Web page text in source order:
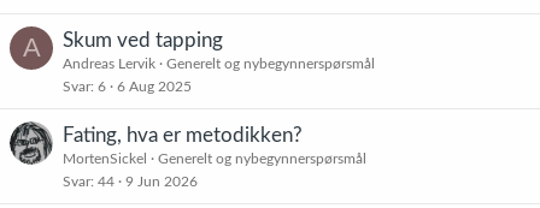
A Skum ved tapping
Andreas Lervik
Generelt og nybegynnerspørsmål
Svar 6 6 Aug 2025
Fating, hva er metodikken?
MortenSickel
Generelt og nybegynnerspørsmål
Svar 44 9 Jun 2026